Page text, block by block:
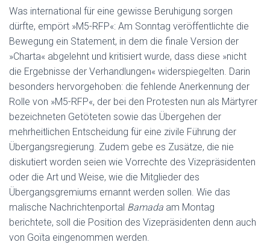
Was international für eine gewisse Beruhigung sorgen
dürfte, empört »M5-RFP«: Am Sonntag veröffentlichte die
Bewegung ein Statement, in dem die finale Version der
»Charta« abgelehnt und kritisiert wurde, dass diese »nicht
die Ergebnisse der Verhandlungen« widerspiegelten. Darin
besonders hervorgehoben: die fehlende Anerkennung der
Rolle von »M5-RFP«, der bei den Protesten nun als Märtyrer
bezeichneten Getöteten sowie das Übergehen der
mehrheitlichen Entscheidung für eine zivile Führung der
Übergangsregierung. Zudem gebe es Zusätze, die nie
diskutiert worden seien wie Vorrechte des Vizepräsidenten
oder die Art und Weise, wie die Mitglieder des
Übergangsgremiums ernannt werden sollen. Wie das
malische Nachrichtenportal Bamada am Montag
berichtete, soll die Position des Vizepräsidenten denn auch
von Goïta eingenommen werden.